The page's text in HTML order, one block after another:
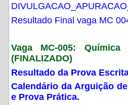
Resultado Final vaga MC
Vaga MC-005:
(FINALIZADO)
Resultado da Prova
Calendário da Arguição
e Prova Prática.